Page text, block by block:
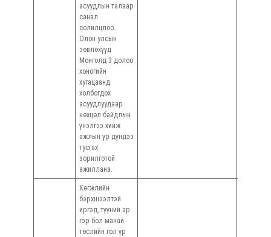
асуудлын талаар
санал
солилцлоо.
Олон улсын
зөвлөхүүд
Монголд 3 долоо
хоногийн
хугацаанд
холбогдох
асуудлуудаар
нөхцөл байдлын
үнэлгээ хийж
ажлын үр дүндээ
тусгах
зорилготой
ажиллана.
Хөгжлийн
бэрхшээлтэй
иргэд, түүний ар
гэр бол манай
төслийн гол үр